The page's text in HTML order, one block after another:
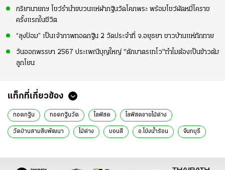
ภริยานายกฯ โชว์รำนำขบวนแห่ผ้ากฐินวัดโคกพระ พร้อมโชว์ผัดหมี่โคราช
ครั้งแรกในชีวิต
“ลุงป้อม” เป็นเจ้าภาพทอดกฐิน 2 วัดประจำที่ จ.อยุธยา ชาวบ้านแห่ทักทาย
วันออกพรรษา 2567 ประเพณีบุญใหญ่ "ตักบาตรเทโว"ทำไมต้องเป็นข้าวต้ม
ลูกโยน
แท็กที่เกี่ยวข้อง
ทอดกฐิน ทอดกฐินวัด ไลฟ์สด ไลฟ์สดขายไม้ด่าง
วัดบ้านสามสิบพัฒนา ไม้ด่าง บอนสี อ.โป่งน้ำร้อน จันทบุรี